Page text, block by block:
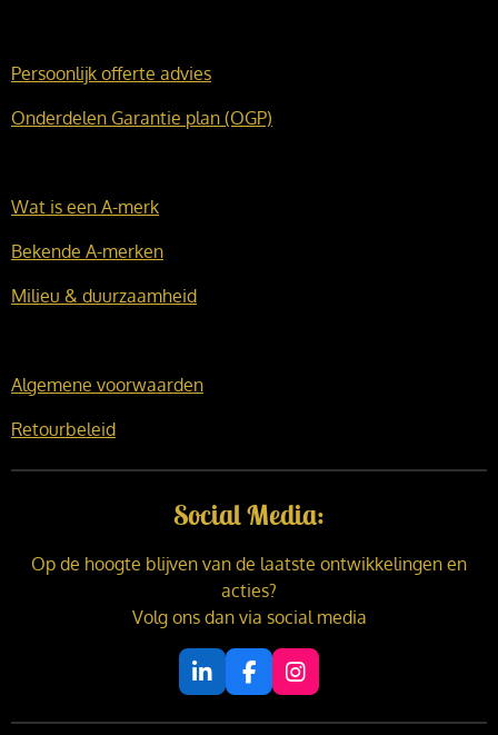
Persoonlijk offerte advies
Onderdelen Garantie plan (OGP)
Wat is een A-merk
Bekende A-merken
Milieu & duurzaamheid
Algemene voorwaarden
Retourbeleid
Social Media:
Op de hoogte blijven van de laatste ontwikkelingen en
acties?
Volg ons dan via social media
L
i
n
F
a
c
I
n
s